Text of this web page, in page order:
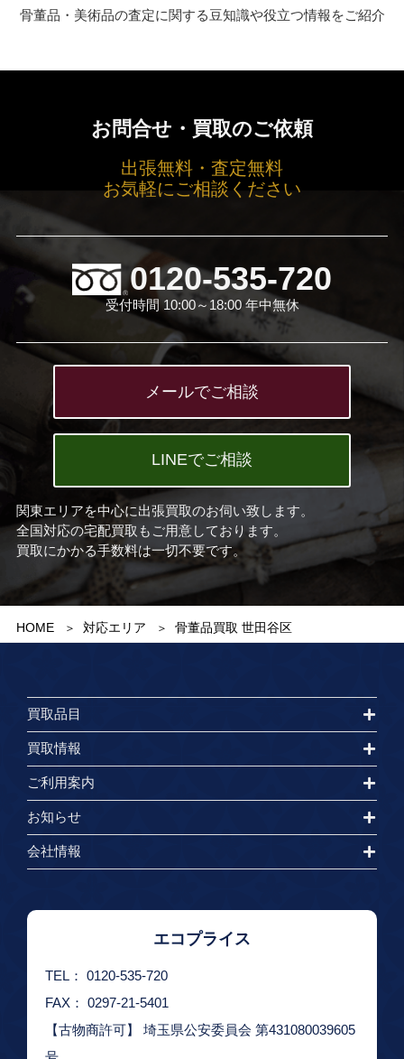
HOME 対応エリア 骨董品買取 世田谷区
骨董品・美術品の査定に関する豆知識や役立つ情報をご紹介
お問合せ・買取のご依頼
出張無料・査定無料
お気軽にご相談ください
0120-535-720
受付時間 10:00～18:00 年中無休
メールでご相談
LINEでご相談
関東エリアを中心に出張買取のお伺い致します。
全国対応の宅配買取もご用意しております。
買取にかかる手数料は一切不要です。
買取品目
買取情報
ご利用案内
お知らせ
会社情報
エコプライス
TEL： 0120-535-720
FAX： 0297-21-5401
【古物商許可】
埼玉県公安委員会 第431080039605